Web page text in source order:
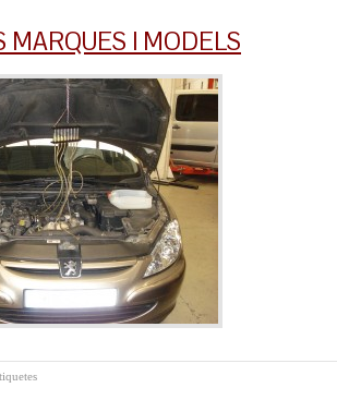
MARQUES I MODELS